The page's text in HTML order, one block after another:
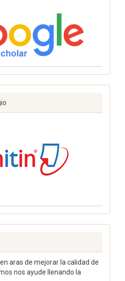
aras de mejorar la calidad de
nos ayude llenando la